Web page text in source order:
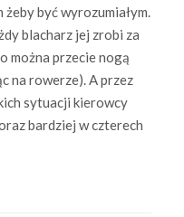
żeby być wyrozumiałym.
blacharz jej zrobi za
można przecie nogą
na rowerze). A przez
sytuacji kierowcy
bardziej w czterech